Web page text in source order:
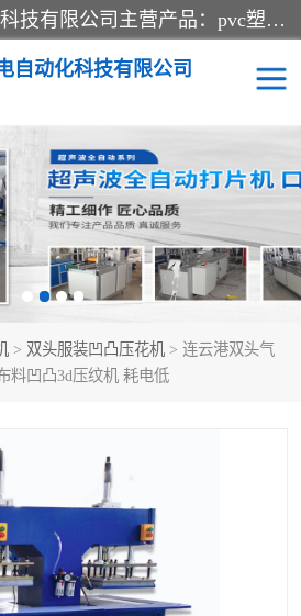
常州联宇机电自动化科技有限公司主营产品：pvc塑料焊机、高频热合机、软膜天花压边机、服装布料凹凸压花机、布料3d压印设备、服装植胶设备、超声波布料花边机、无纺布热合机、全自动压花机。
自动化科技有限公司
> 双头服装凹凸压花机 > 连云港双头气
料凹凸3d压纹机 耗电低
具 超声波热合机
超声波花边机
凹凸压花机压标机
双头服装凹凸压花机
自动超声波打片成型机
海绵产品成型机